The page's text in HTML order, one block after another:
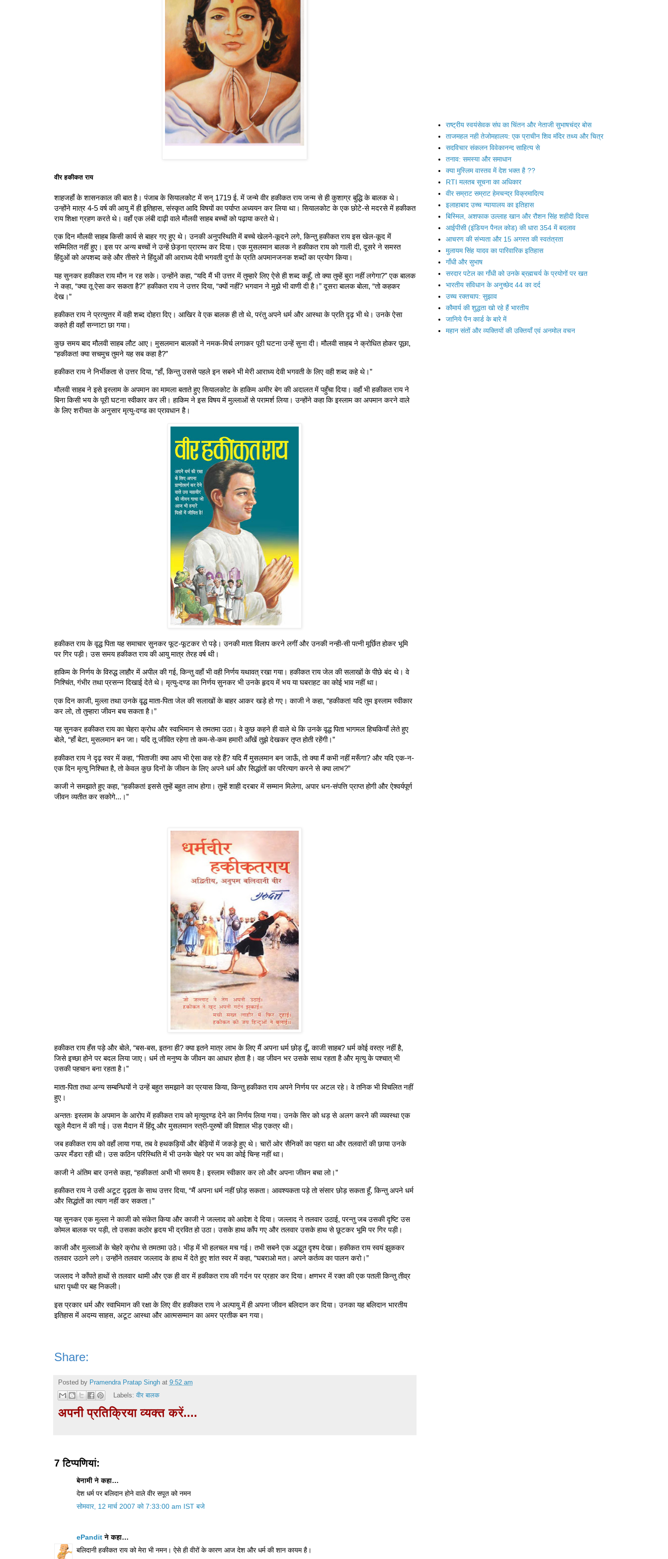
वीर हकीकत राय
शाहजहाँ के शासनकाल की बात है। पंजाब के सियालकोट में सन् 1719 ई. में जन्मे वीर हकीकत राय जन्म से ही कुशाग्र बुद्धि के बालक थे।
उन्होंने मात्र 4-5 वर्ष की आयु में ही इतिहास, संस्कृत आदि विषयों का पर्याप्त अध्ययन कर लिया था। सियालकोट के एक छोटे-से मदरसे में हकीकत
राय शिक्षा ग्रहण करते थे। वहाँ एक लंबी दाढ़ी वाले मौलवी साहब बच्चों को पढ़ाया करते थे।
एक दिन मौलवी साहब किसी कार्य से बाहर गए हुए थे। उनकी अनुपस्थिति में बच्चे खेलने-कूदने लगे, किन्तु हकीकत राय इस खेल-कूद में
सम्मिलित नहीं हुए। इस पर अन्य बच्चों ने उन्हें छेड़ना प्रारम्भ कर दिया। एक मुसलमान बालक ने हकीकत राय को गाली दी, दूसरे ने समस्त
हिंदुओं को अपशब्द कहे और तीसरे ने हिंदुओं की आराध्य देवी भगवती दुर्गा के प्रति अपमानजनक शब्दों का प्रयोग किया।
यह सुनकर हकीकत राय मौन न रह सके। उन्होंने कहा, “यदि मैं भी उत्तर में तुम्हारे लिए ऐसे ही शब्द कहूँ, तो क्या तुम्हें बुरा नहीं लगेगा?” एक बालक
ने कहा, “क्या तू ऐसा कर सकता है?” हकीकत राय ने उत्तर दिया, “क्यों नहीं? भगवान ने मुझे भी वाणी दी है।” दूसरा बालक बोला, “तो कहकर
देख।”
हकीकत राय ने प्रत्युत्तर में वही शब्द दोहरा दिए। आखिर वे एक बालक ही तो थे, परंतु अपने धर्म और आस्था के प्रति दृढ़ भी थे। उनके ऐसा
कहते ही वहाँ सन्नाटा छा गया।
कुछ समय बाद मौलवी साहब लौट आए। मुसलमान बालकों ने नमक-मिर्च लगाकर पूरी घटना उन्हें सुना दी। मौलवी साहब ने क्रोधित होकर पूछा,
“हकीकत! क्या सचमुच तुमने यह सब कहा है?”
हकीकत राय ने निर्भीकता से उत्तर दिया, “हाँ, किन्तु उससे पहले इन सबने भी मेरी आराध्य देवी भगवती के लिए वही शब्द कहे थे।”
मौलवी साहब ने इसे इस्लाम के अपमान का मामला बताते हुए सियालकोट के हाकिम अमीर बेग की अदालत में पहुँचा दिया। वहाँ भी हकीकत राय ने
बिना किसी भय के पूरी घटना स्वीकार कर ली। हाकिम ने इस विषय में मुल्लाओं से परामर्श लिया। उन्होंने कहा कि इस्लाम का अपमान करने वाले
के लिए शरीयत के अनुसार मृत्यु-दण्ड का प्रावधान है।
हकीकत राय के वृद्ध पिता यह समाचार सुनकर फूट-फूटकर रो पड़े। उनकी माता विलाप करने लगीं और उनकी नन्ही-सी पत्नी मूर्छित होकर भूमि
पर गिर पड़ी। उस समय हकीकत राय की आयु मात्र तेरह वर्ष थी।
हाकिम के निर्णय के विरुद्ध लाहौर में अपील की गई, किन्तु वहाँ भी वही निर्णय यथावत् रखा गया। हकीकत राय जेल की सलाखों के पीछे बंद थे। वे
निश्चिंत, गंभीर तथा प्रसन्न दिखाई देते थे। मृत्यु-दण्ड का निर्णय सुनकर भी उनके हृदय में भय या घबराहट का कोई भाव नहीं था।
एक दिन काजी, मुल्ला तथा उनके वृद्ध माता-पिता जेल की सलाखों के बाहर आकर खड़े हो गए। काजी ने कहा, “हकीकत! यदि तुम इस्लाम स्वीकार
कर लो, तो तुम्हारा जीवन बच सकता है।”
यह सुनकर हकीकत राय का चेहरा क्रोध और स्वाभिमान से तमतमा उठा। वे कुछ कहने ही वाले थे कि उनके वृद्ध पिता भागमल हिचकियाँ लेते हुए
बोले, “हाँ बेटा, मुसलमान बन जा। यदि तू जीवित रहेगा तो कम-से-कम हमारी आँखें तुझे देखकर तृप्त होती रहेंगी।”
हकीकत राय ने दृढ़ स्वर में कहा, “पिताजी! क्या आप भी ऐसा कह रहे हैं? यदि मैं मुसलमान बन जाऊँ, तो क्या मैं कभी नहीं मरूँगा? और यदि एक-न-
एक दिन मृत्यु निश्चित है, तो केवल कुछ दिनों के जीवन के लिए अपने धर्म और सिद्धांतों का परित्याग करने से क्या लाभ?”
काजी ने समझाते हुए कहा, “हकीकत! इससे तुम्हें बहुत लाभ होगा। तुम्हें शाही दरबार में सम्मान मिलेगा, अपार धन-संपत्ति प्राप्त होगी और ऐश्वर्यपूर्ण
जीवन व्यतीत कर सकोगे...।”
हकीकत राय हँस पड़े और बोले, “बस-बस, इतना ही? क्या इतने मात्र लाभ के लिए मैं अपना धर्म छोड़ दूँ, काजी साहब? धर्म कोई वस्त्र नहीं है,
जिसे इच्छा होने पर बदल लिया जाए। धर्म तो मनुष्य के जीवन का आधार होता है। वह जीवन भर उसके साथ रहता है और मृत्यु के पश्चात् भी
उसकी पहचान बना रहता है।”
माता-पिता तथा अन्य सम्बन्धियों ने उन्हें बहुत समझाने का प्रयास किया, किन्तु हकीकत राय अपने निर्णय पर अटल रहे। वे तनिक भी विचलित नहीं
हुए।
अन्ततः इस्लाम के अपमान के आरोप में हकीकत राय को मृत्युदण्ड देने का निर्णय लिया गया। उनके सिर को धड़ से अलग करने की व्यवस्था एक
खुले मैदान में की गई। उस मैदान में हिंदू और मुसलमान स्त्री-पुरुषों की विशाल भीड़ एकत्र थी।
जब हकीकत राय को वहाँ लाया गया, तब वे हथकड़ियों और बेड़ियों में जकड़े हुए थे। चारों ओर सैनिकों का पहरा था और तलवारों की छाया उनके
ऊपर मँडरा रही थी। उस कठिन परिस्थिति में भी उनके चेहरे पर भय का कोई चिन्ह नहीं था।
काजी ने अंतिम बार उनसे कहा, “हकीकत! अभी भी समय है। इस्लाम स्वीकार कर लो और अपना जीवन बचा लो।”
हकीकत राय ने उसी अटूट दृढ़ता के साथ उत्तर दिया, “मैं अपना धर्म नहीं छोड़ सकता। आवश्यकता पड़े तो संसार छोड़ सकता हूँ, किन्तु अपने धर्म
और सिद्धांतों का त्याग नहीं कर सकता।”
यह सुनकर एक मुल्ला ने काजी को संकेत किया और काजी ने जल्लाद को आदेश दे दिया। जल्लाद ने तलवार उठाई, परन्तु जब उसकी दृष्टि उस
कोमल बालक पर पड़ी, तो उसका कठोर हृदय भी द्रवित हो उठा। उसके हाथ काँप गए और तलवार उसके हाथ से छूटकर भूमि पर गिर पड़ी।
काजी और मुल्लाओं के चेहरे क्रोध से तमतमा उठे। भीड़ में भी हलचल मच गई। तभी सबने एक अद्भुत दृश्य देखा। हकीकत राय स्वयं झुककर
तलवार उठाने लगे। उन्होंने तलवार जल्लाद के हाथ में देते हुए शांत स्वर में कहा, “घबराओ मत। अपने कर्तव्य का पालन करो।”
जल्लाद ने काँपते हाथों से तलवार थामी और एक ही वार में हकीकत राय की गर्दन पर प्रहार कर दिया। क्षणभर में रक्त की एक पतली किन्तु तीव्र
धारा पृथ्वी पर बह निकली।
इस प्रकार धर्म और स्वाभिमान की रक्षा के लिए वीर हकीकत राय ने अल्पायु में ही अपना जीवन बलिदान कर दिया। उनका यह बलिदान भारतीय
इतिहास में अदम्य साहस, अटूट आस्था और आत्मसम्मान का अमर प्रतीक बन गया।
Share:
Posted by Pramendra Pratap Singh at 9:52 am
Labels:वीर बालक
अपनी प्रतिक्रिया व्यक्त करें....
7 टिप्‍पणियां:
बेनामी ने कहा…
देश धर्म पर बलिदान होने वाले वीर सपूत को नमन
सोमवार, 12 मार्च 2007 को 7:33:00 am IST बजे
ePanditने कहा…
बलिदानी हकीकत राय को मेरा भी नमन। ऐसे ही वीरों के कारण आज देश और धर्म की शान कायम है।
राष्ट्रीय स्वयंसेवक संघ का चिंतन और नेताजी सुभाषचंद्र बोस
ताजमहल नही तेजोमहालय: एक प्राचीन शिव मंदिर तथ्य और चित्र
सदविचार संकलन विवेकानन्द साहित्य से
तनाव: समस्या और समाधान
क्या मुस्लिम वास्तव में देश भक्त है ??
RTI मलतब सूचना का अधिकार
वीर सम्राट सम्राट हेमचन्द्र विक्रमादित्य
इलाहाबाद उच्च न्यायालय का इतिहास
बिस्मिल, अशफाक उल्लाह खान और रौशन सिंह शहीदी दिवस
आईपीसी (इंडियन पैनल कोड) की धारा 354 में बदलाव
आचरण की संभ्यता और 15 अगस्त की स्वतंत्रता
मुलायम सिंह यादव का पारिवारिक इतिहास
गाँधी और सुभाष
सरदार पटेल का गाँधी को उनके ब्रह्मचर्य के प्रयोगों पर खत
भारतीय संविधान के अनुच्छेद 44 का दर्द
उच्च रक्तचाप: सुझाव
कौमार्य की शुद्धता खो रहे हैं भारतीय
जानिये पैन कार्ड के बारे में
महान संतों और व्यक्तियों की उक्तियाँ एवं अनमोल वचन